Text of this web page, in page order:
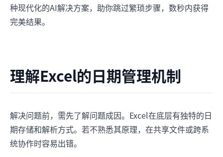
种现代化的AI解决方案，助你跳过繁琐步骤，数秒内获得
完美结果。
理解Excel的日期管理机制
解决问题前，需先了解问题成因。Excel在底层有独特的日
期存储和解析方式。若不熟悉其原理，在共享文件或跨系
统协作时容易出错。